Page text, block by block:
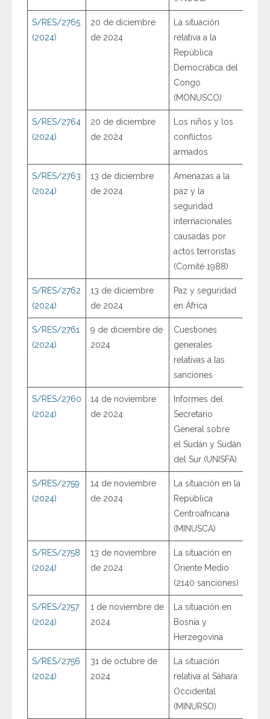
S/RES/2765
(2024)
20 de diciembre
de 2024
La situación
relativa a la
República
Democrática del
Congo
(MONUSCO)
S/RES/2764
(2024)
20 de diciembre
de 2024
Los niños y los
conflictos
armados
S/RES/2763
(2024)
13 de diciembre
de 2024
Amenazas a la
paz y la
seguridad
internacionales
causadas por
actos terroristas
(Comité 1988)
S/RES/2762
(2024)
13 de diciembre
de 2024
Paz y seguridad
en África
S/RES/2761
(2024)
9 de diciembre de
2024
Cuestiones
generales
relativas a las
sanciones
S/RES/2760
(2024)
14 de noviembre
de 2024
Informes del
Secretario
General sobre
el Sudán y Sudán
del Sur (UNISFA)
S/RES/2759
(2024)
14 de noviembre
de 2024
La situación en la
República
Centroafricana
(MINUSCA)
S/RES/2758
(2024)
13 de noviembre
de 2024
La situación en
Oriente Medio
(2140 sanciones)
S/RES/2757
(2024)
1 de noviembre de
2024
La situación en
Bosnia y
Herzegovina
S/RES/2756
(2024)
31 de octubre de
2024
La situación
relativa al Sáhara
Occidental
(MINURSO)